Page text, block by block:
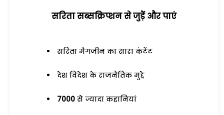
सरिता सब्सक्रिप्शन से जुड़ेें और पाएं
सरिता मैगजीन का सारा कंटेंट
देश विदेश के राजनैतिक मुद्दे
7000 से ज्यादा कहानियां